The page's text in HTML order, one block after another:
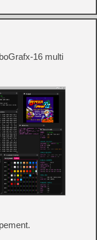
16 multi